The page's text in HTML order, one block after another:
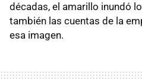
décadas, el amarillo inundó
también las cuentas de la
esa imagen.